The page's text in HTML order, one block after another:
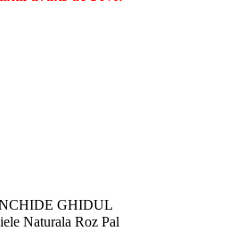
GHIDUL
Naturala Roz Pal